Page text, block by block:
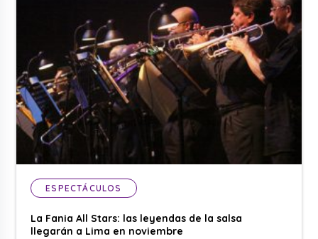
ESPECTÁCULOS
La Fania All Stars: las leyendas de la salsa
llegarán a Lima en noviembre